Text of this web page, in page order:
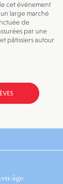
cet événement
large marché
de
par une
pâtissiers autour
âge